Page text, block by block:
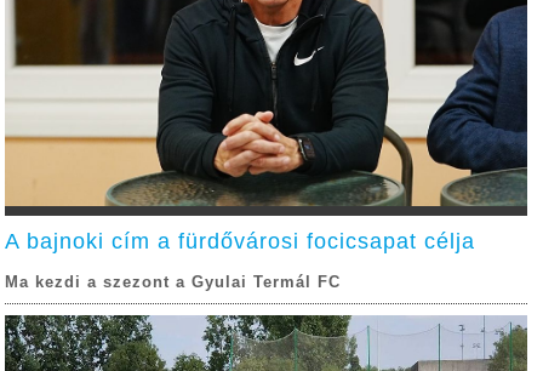
A bajnoki cím a fürdővárosi focicsapat célja
Ma kezdi a szezont a Gyulai Termál FC